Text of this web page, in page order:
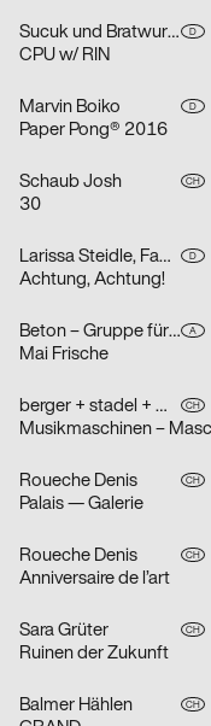
Sucuk und Bratwurst D
CPU w/ RIN
Marvin Boiko D
Paper Pong® 2016
Schaub Josh CH
30
Larissa Steidle, Fabian Krauss D
Achtung, Achtung!
Beton – Gruppe für Gestaltung A
Mai Frische
berger + stadel + walsh CH
Roueche Denis CH
Palais — Galerie
Roueche Denis CH
Anniversaire de l’art
Sara Grüter CH
Ruinen der Zukunft
Balmer Hählen CH